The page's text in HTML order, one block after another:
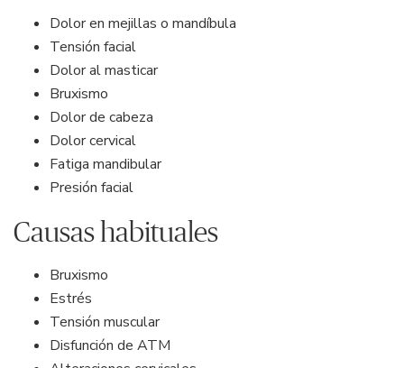
Dolor en mejillas o mandíbula
Tensión facial
Dolor al masticar
Bruxismo
Dolor de cabeza
Dolor cervical
Fatiga mandibular
Presión facial
Causas habituales
Bruxismo
Estrés
Tensión muscular
Disfunción de ATM